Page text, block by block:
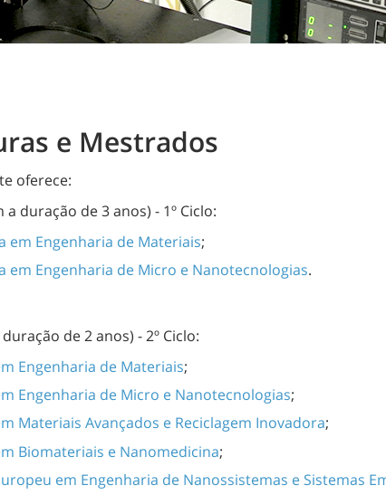
e Mestrados
oferece:
duração de 3 anos) - 1º Ciclo:
em Engenharia de Materiais;
em Engenharia de Micro e Nanotecnologias.
de 2 anos) - 2º Ciclo:
Engenharia de Materiais;
Engenharia de Micro e Nanotecnologias;
Materiais Avançados e Reciclagem Inovadora;
Biomateriais e Nanomedicina;
em Engenharia de Nanossistemas e Sistemas